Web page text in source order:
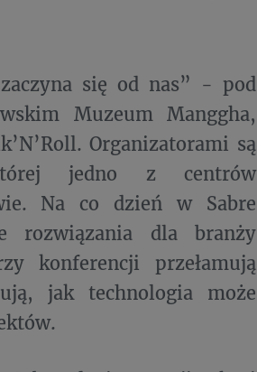
się od nas” - pod
Muzeum Manggha,
Organizatorami są
jedno z centrów
Na co dzień w Sabre
rozwiązania dla branży
konferencji przełamują
jak technologia może